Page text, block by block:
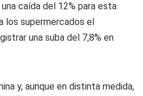
caída del 12% para esta
los supermercados el
una suba del 7,8% en
y, aunque en distinta medida,